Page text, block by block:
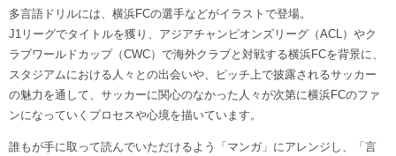
学生インターンシップ
チアスクール
多言語ドリルには、横浜FCの選手などがイラストで登場。
J1リーグでタイトルを獲り、アジアチャンピオンズリーグ（ACL）やク
ラブワールドカップ（CWC）で海外クラブと対戦する横浜FCを背景に、
スタジアムにおける人々との出会いや、ピッチ上で披露されるサッカー
の魅力を通して、サッカーに関心のなかった人々が次第に横浜FCのファ
ンになっていくプロセスや心境を描いています。
誰もが手に取って読んでいただけるよう「マンガ」にアレンジし、「言